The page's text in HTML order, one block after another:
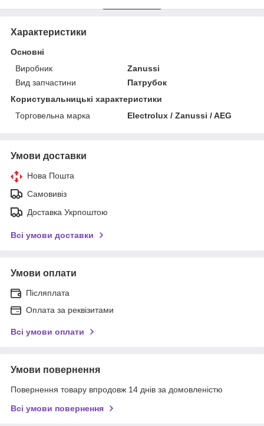
Характеристики
Основні
Виробник
Zanussi
Вид запчастини
Патрубок
Користувальницькі характеристики
Торговельна марка
Electrolux / Zanussi / AEG
Умови доставки
Нова Пошта
Самовивіз
Доставка Укрпоштою
Всі умови доставки
Умови оплати
Післяплата
Оплата за реквізитами
Всі умови оплати
Умови повернення
Повернення товару впродовж 14 днів за домовленістю
Всі умови повернення